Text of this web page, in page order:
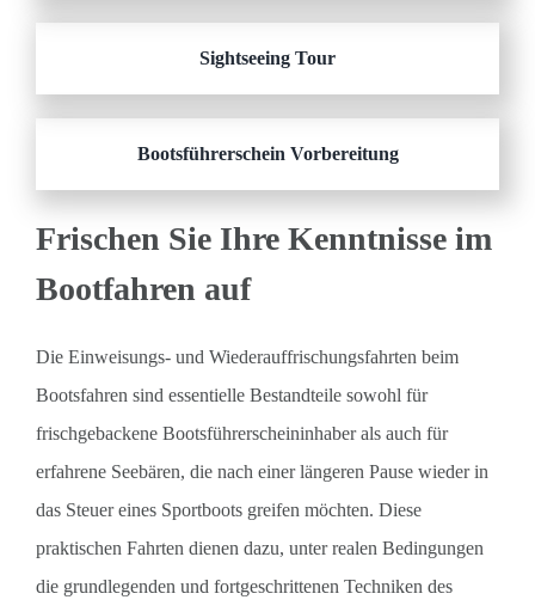
Sightseeing Tour
Bootsführerschein Vorbereitung
Frischen Sie Ihre Kenntnisse im
Bootfahren auf
Die Einweisungs- und Wiederauffrischungsfahrten beim
Bootsfahren sind essentielle Bestandteile sowohl für
frischgebackene Bootsführerscheininhaber als auch für
erfahrene Seebären, die nach einer längeren Pause wieder in
das Steuer eines Sportboots greifen möchten. Diese
praktischen Fahrten dienen dazu, unter realen Bedingungen
die grundlegenden und fortgeschrittenen Techniken des